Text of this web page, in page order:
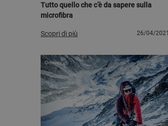
Tutto quello che c’è da sapere sulla
microfibra
Scopri di più 26/04/2021
Ortovox